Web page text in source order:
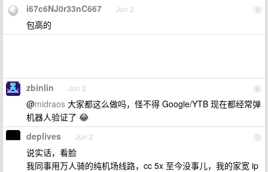
5
i67c6NJ0r33nC667 Jun 2
包高的
6
zbinlin Jun 2
@midraos 大家都这么做吗，怪不得 Google/YTB 现在都经常弹
机器人验证了 😂
7
deplives Jun 2
说实话，看脸
我同事用万人骑的纯机场线路，cc 5x 至今没事儿，我的家宽 ip